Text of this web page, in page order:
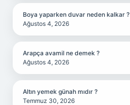
Boya yaparken duvar neden kalkar ?
Ağustos 4, 2026
Arapça avamil ne demek ?
Ağustos 4, 2026
Altın yemek günah mıdır ?
Temmuz 30, 2026